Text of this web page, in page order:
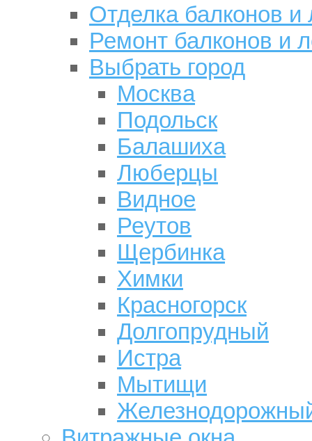
Отделка балконов и
Ремонт балконов и
Выбрать город
Москва
Подольск
Балашиха
Люберцы
Видное
Реутов
Щербинка
Химки
Красногорск
Долгопрудный
Истра
Мытищи